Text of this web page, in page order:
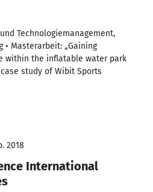
Technologiemanagement,
• Masterarbeit: „Gaining
within the inflatable water park
study of Wibit Sports
2018
International